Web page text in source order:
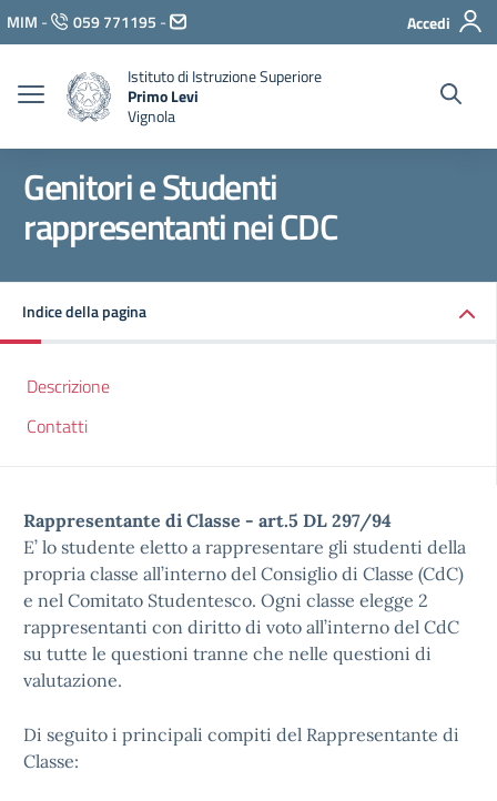
Vai ai contenuti
Vai al menu di navigazione
Vai al footer
MIM - 059 771195 - Accedi
Istituto di Istruzione Superiore
Primo Levi
Vignola
Genitori e Studenti
rappresentanti nei CDC
Indice della pagina
Descrizione
Contatti
Rappresentante di Classe - art.5 DL 297/94
E’ lo studente eletto a rappresentare gli studenti della
propria classe all’interno del Consiglio di Classe (CdC)
e nel Comitato Studentesco. Ogni classe elegge 2
rappresentanti con diritto di voto all’interno del CdC
su tutte le questioni tranne che nelle questioni di
valutazione.
Di seguito i principali compiti del Rappresentante di
Classe: